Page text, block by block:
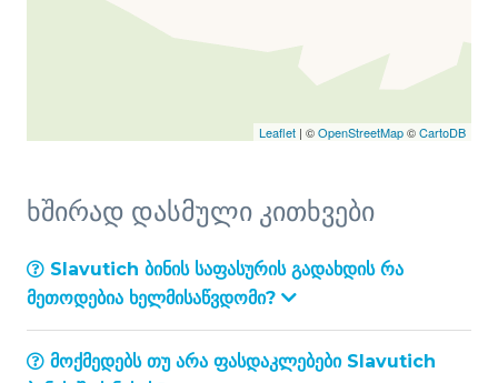
Leaflet | ©OpenStreetMap©CartoDB
ხშირად დასმული კითხვები
Slavutich ბინის საფასურის გადახდის რა
მეთოდებია ხელმისაწვდომი?
მოქმედებს თუ არა ფასდაკლებები Slavutich